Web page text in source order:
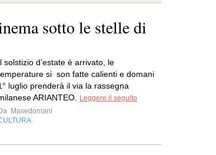
sotto le stelle di
solstizio d’estate è arrivato, le
si son fatte calienti e domani
luglio prenderà il via la rassegna
ARIANTEO.
Leggere il seguito
Masedomani